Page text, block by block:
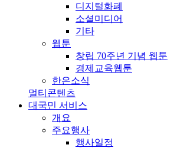
디지털화폐
소셜미디어
기타
웹툰
창립 70주년 기념 웹툰
경제교육웹툰
한은소식
멀티콘텐츠
대국민 서비스
개요
주요행사
행사일정